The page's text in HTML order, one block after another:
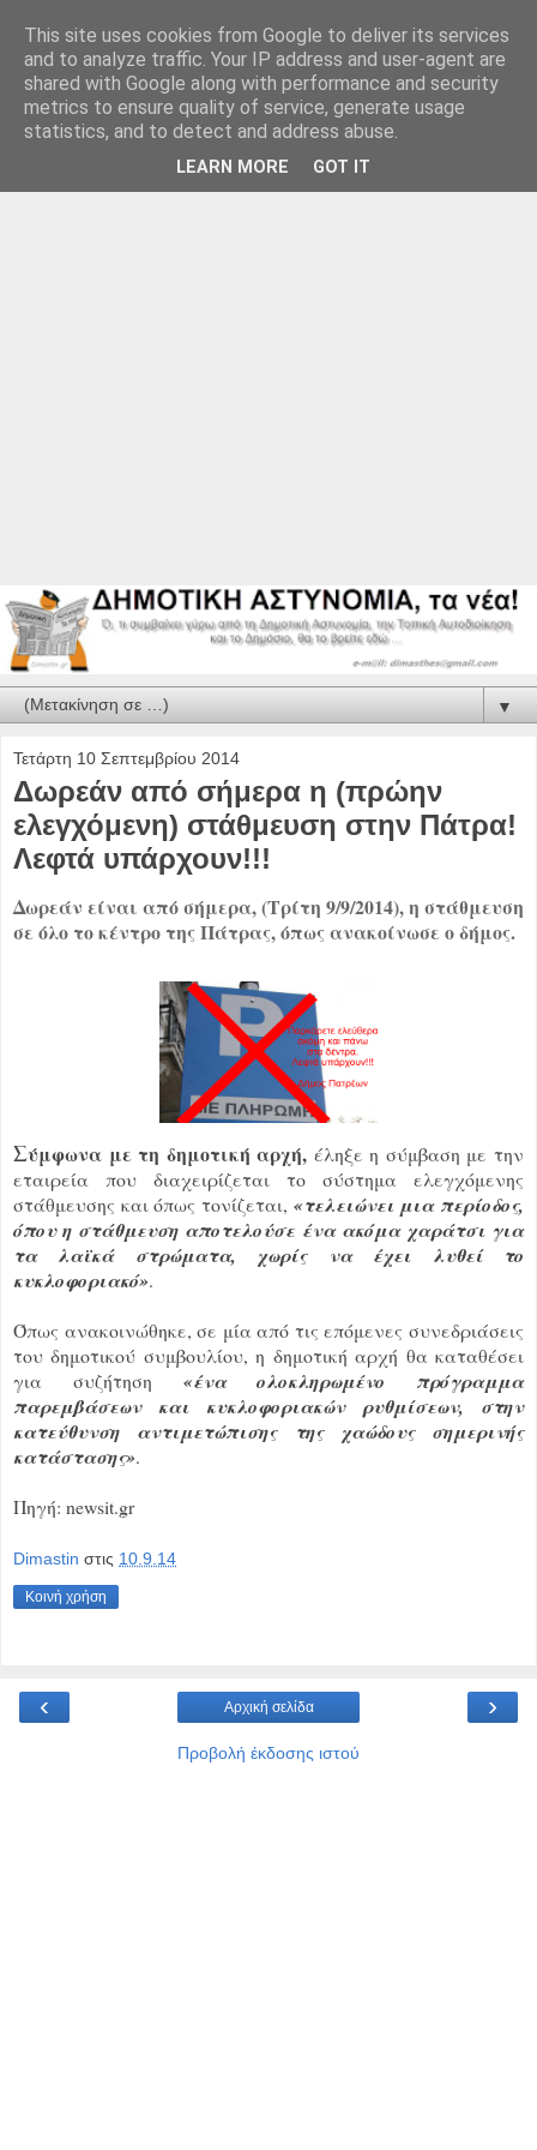
▼
Τετάρτη 10 Σεπτεμβρίου 2014
Δωρεάν από σήμερα η (πρώην
ελεγχόμενη) στάθμευση στην Πάτρα!
Λεφτά υπάρχουν!!!
Δωρεάν είναι από σήμερα, (Τρίτη 9/9/2014), η στάθμευση
σε όλο το κέντρο της Πάτρας, όπως ανακοίνωσε ο δήμος.
Σύμφωνα με τη δημοτική αρχή, έληξε η σύμβαση με την
εταιρεία που διαχειρίζεται το σύστημα ελεγχόμενης
στάθμευσης και όπως τονίζεται, «τελειώνει μια περίοδος,
όπου η στάθμευση αποτελούσε ένα ακόμα χαράτσι για
τα λαϊκά στρώματα, χωρίς να έχει λυθεί το
κυκλοφοριακό».
Όπως ανακοινώθηκε, σε μία από τις επόμενες συνεδριάσεις
του δημοτικού συμβουλίου, η δημοτική αρχή θα καταθέσει
για συζήτηση «ένα ολοκληρωμένο πρόγραμμα
παρεμβάσεων και κυκλοφοριακών ρυθμίσεων, στην
κατεύθυνση αντιμετώπισης της χαώδους σημερινής
κατάστασης».
Πηγή: newsit.gr
Dimastin στις 10.9.14
Κοινή χρήση
‹ ›
Αρχική σελίδα
Προβολή έκδοσης ιστού
This site uses cookies from Google to deliver its services
and to analyze traffic. Your IP address and user-agent are
shared with Google along with performance and security
metrics to ensure quality of service, generate usage
statistics, and to detect and address abuse.
LEARN MORE GOT IT